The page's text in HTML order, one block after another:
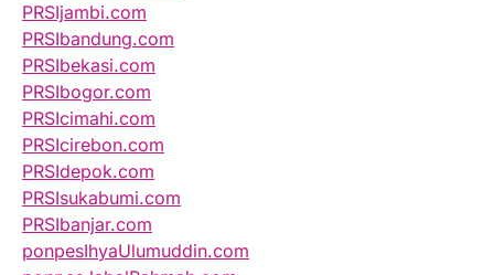
PRSIjambi.com
PRSIbandung.com
PRSIbekasi.com
PRSIbogor.com
PRSIcimahi.com
PRSIcirebon.com
PRSIdepok.com
PRSIsukabumi.com
PRSIbanjar.com
ponpesIhyaUlumuddin.com